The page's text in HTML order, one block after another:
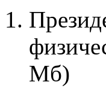
Мб)